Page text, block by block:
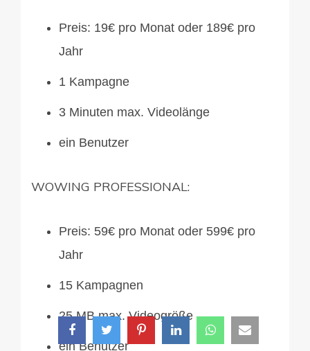
Preis: 19€ pro Monat oder 189€ pro
Jahr
1 Kampagne
3 Minuten max. Videolänge
ein Benutzer
WOWING PROFESSIONAL:
Preis: 59€ pro Monat oder 599€ pro
Jahr
15 Kampagnen
25 MB max. Videogröße
ein Benutzer